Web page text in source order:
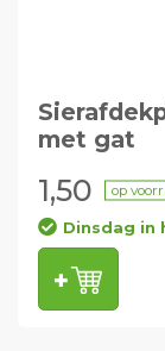
met gat
1,50 op
Dinsdag in